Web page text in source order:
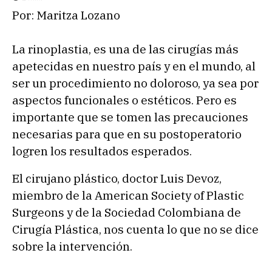
Por: Maritza Lozano
La rinoplastia, es una de las cirugías más
apetecidas en nuestro país y en el mundo, al
ser un procedimiento no doloroso, ya sea por
aspectos funcionales o estéticos. Pero es
importante que se tomen las precauciones
necesarias para que en su postoperatorio
logren los resultados esperados.
El cirujano plástico, doctor Luis Devoz,
miembro de la American Society of Plastic
Surgeons y de la Sociedad Colombiana de
Cirugía Plástica, nos cuenta lo que no se dice
sobre la intervención.